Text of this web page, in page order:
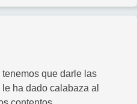
que darle las
ha dado calabaza al